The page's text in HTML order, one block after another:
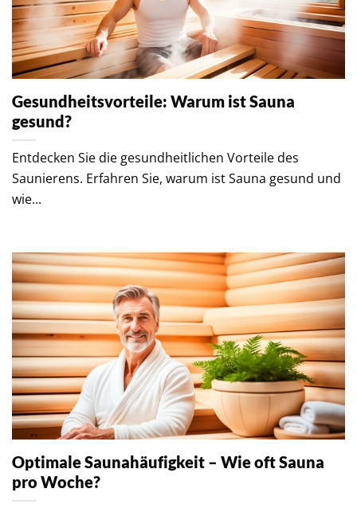
Gesundheitsvorteile: Warum ist Sauna
gesund?
Entdecken Sie die gesundheitlichen Vorteile des
Saunierens. Erfahren Sie, warum ist Sauna gesund und
wie...
Optimale Saunahäufigkeit – Wie oft Sauna
pro Woche?